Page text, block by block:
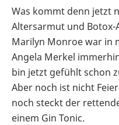
Was kommt denn jetzt
Altersarmut und Botox-
Marilyn Monroe war in
Angela Merkel
bin jetzt gefühlt schon
Aber noch ist nicht
noch steckt der
einem Gin Tonic.